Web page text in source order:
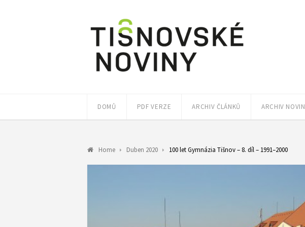
DOMŮ PDF VERZE ARCHIV ČLÁNKŮ ARCHIV NOVIN
Home Duben 2020 100 let Gymnázia Tišnov – 8. díl – 1991–2000